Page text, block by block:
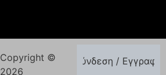
Copyright ©
2026
Σύνδεση / Εγγραφή